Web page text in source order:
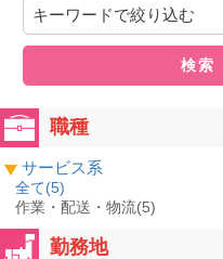
検索
職種
サービス系
全て(5)
作業・配送・物流(5)
勤務地